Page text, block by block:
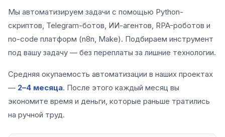
Мы автоматизируем задачи с помощью Python-
скриптов, Telegram-ботов, ИИ-агентов, RPA-роботов и
no-code платформ (n8n, Make). Подбираем инструмент
под вашу задачу — без переплаты за лишние технологии.
Средняя окупаемость автоматизации в наших проектах
— 2–4 месяца. После этого каждый месяц вы
экономите время и деньги, которые раньше тратились
на ручной труд.